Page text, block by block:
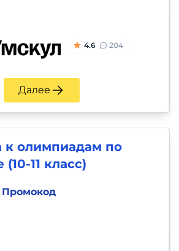
4.6 204
Далее
к олимпиадам по
11 класс)
Промокод